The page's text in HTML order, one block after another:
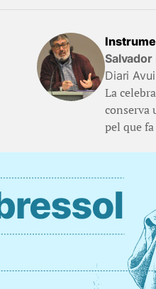
Salvador
Diari Avui
La
pel que fa